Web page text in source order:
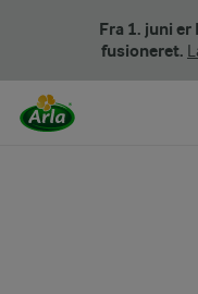
Fra 1. juni er
fusioneret.